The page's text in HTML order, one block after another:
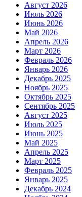
Август 2026
Июль 2026
Июнь 2026
Май 2026
Апрель 2026
Март 2026
Февраль 2026
Январь 2026
Декабрь 2025
Ноябрь 2025
Октябрь 2025
Сентябрь 2025
Август 2025
Июль 2025
Июнь 2025
Май 2025
Апрель 2025
Март 2025
Февраль 2025
Январь 2025
Декабрь 2024